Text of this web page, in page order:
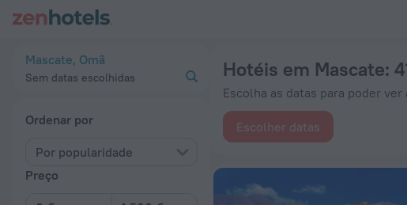
Mascate, Omã
Sem datas escolhidas
Ordenar por
Por popularidade
Preço
Hotéis em Mascate:
Escolha as datas para poder
Escolher datas
20 Melhores Hotéis em Mascate 2026 desde 23 € - Reserve Agora em